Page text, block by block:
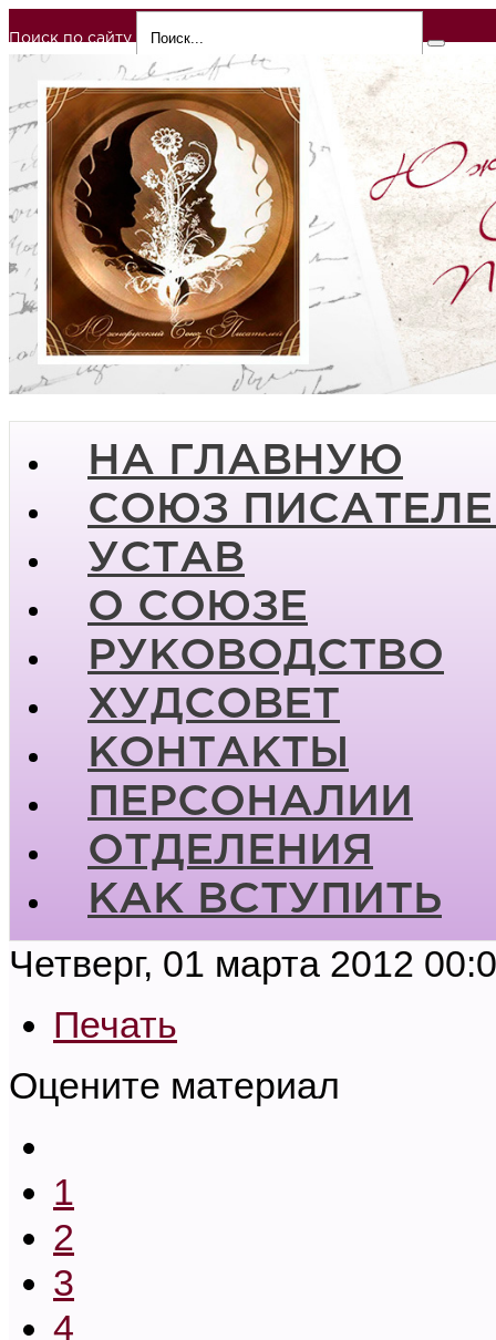
Поиск по сайту
НА ГЛАВНУЮ
СОЮЗ
УСТАВ
О СОЮЗЕ
РУКОВОДСТВО
ХУДСОВЕТ
КОНТАКТЫ
ПЕРСОНАЛИИ
ОТДЕЛЕНИЯ
КАК ВСТУПИТЬ
Четверг, 01 марта 2012
Печать
Оцените материал
1
2
3
4